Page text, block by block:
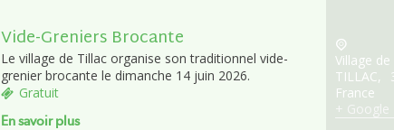
Vide-Greniers Brocante
Le village de Tillac organise son traditionnel vide-
grenier brocante le dimanche 14 juin 2026.
Gratuit
En savoir plus
Village de
TILLAC,
France
+ Google